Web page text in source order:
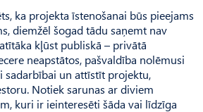
ka projekta īstenošanai būs pieejams
diemžēl šogad tādu saņemt nav
kļūst publiskā – privātā
neapstātos, pašvaldība nolēmusi
sadarbībai un attīstīt projektu,
Notiek sarunas ar diviem
kuri ir ieinteresēti šāda vai līdzīga